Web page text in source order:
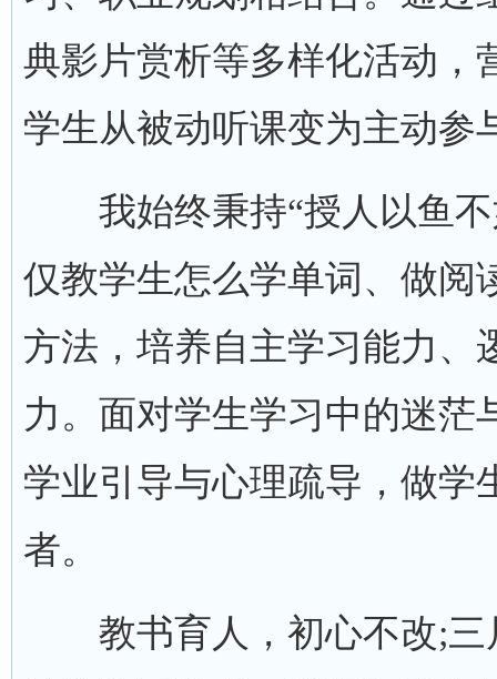
典影片赏析等多样化活动，
学生从被动听课变为主动参
我始终秉持“授人以鱼不
仅教学生怎么学单词、做阅
方法，培养自主学习能力、
力。面对学生学习中的迷茫
学业引导与心理疏导，做学
者。
教书育人，初心不改;三